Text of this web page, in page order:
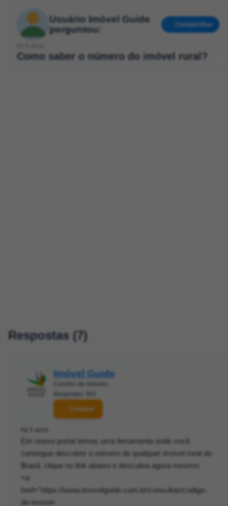
Usuário Imóvel Guide
perguntou:
Compartilhar
Como saber o número do imóvel rural?
Respostas (7)
Imóvel Guide
Contatar
Em nosso portal temos uma ferramenta onde você
consegue descobrir o número de qualquer imóvel rural do
Brasil, clique no link abaixo e descubra agora mesmo:
<a
href="https://www.imovelguide.com.br/consultas/codigo-
de-imovel-